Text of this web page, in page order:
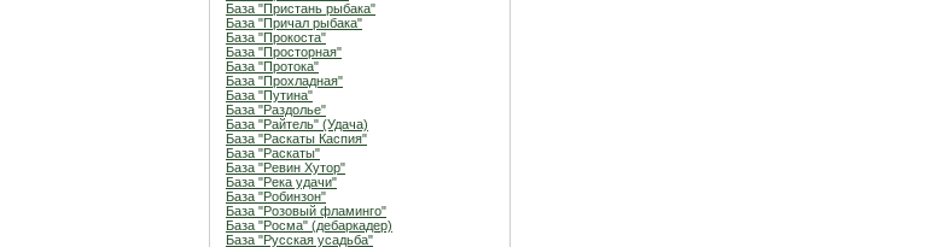
База "Пристань рыбака"
База "Причал рыбака"
База "Прокоста"
База "Просторная"
База "Протока"
База "Прохладная"
База "Путина"
База "Раздолье"
База "Райтель" (Удача)
База "Раскаты Каспия"
База "Раскаты"
База "Ревин Хутор"
База "Река удачи"
База "Робинзон"
База "Розовый фламинго"
База "Росма" (дебаркадер)
База "Русская усадьба"